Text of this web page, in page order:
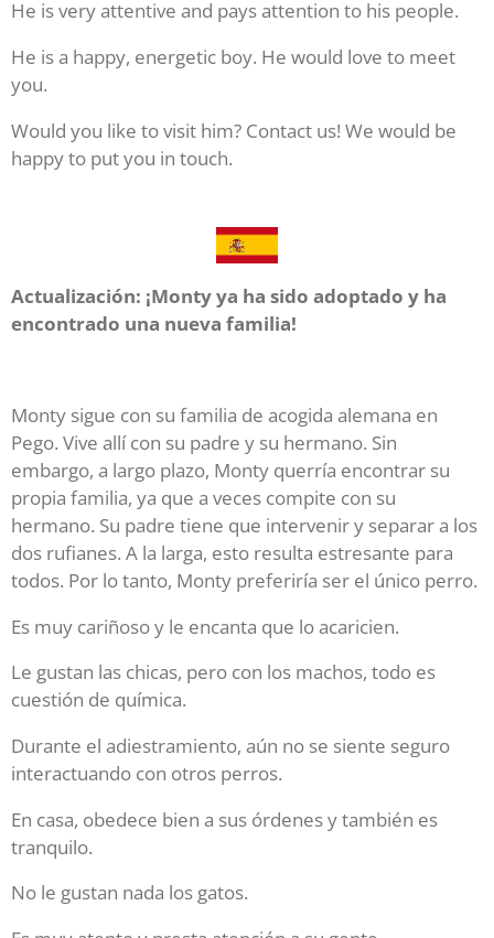
He is very attentive and pays attention to his people.
He is a happy, energetic boy. He would love to meet
you.
Would you like to visit him? Contact us! We would be
happy to put you in touch.
Actualización: ¡Monty ya ha sido adoptado y ha
encontrado una nueva familia!
Monty sigue con su familia de acogida alemana en
Pego. Vive allí con su padre y su hermano. Sin
embargo, a largo plazo, Monty querría encontrar su
propia familia, ya que a veces compite con su
hermano. Su padre tiene que intervenir y separar a los
dos rufianes. A la larga, esto resulta estresante para
todos. Por lo tanto, Monty preferiría ser el único perro.
Es muy cariñoso y le encanta que lo acaricien.
Le gustan las chicas, pero con los machos, todo es
cuestión de química.
Durante el adiestramiento, aún no se siente seguro
interactuando con otros perros.
En casa, obedece bien a sus órdenes y también es
tranquilo.
No le gustan nada los gatos.